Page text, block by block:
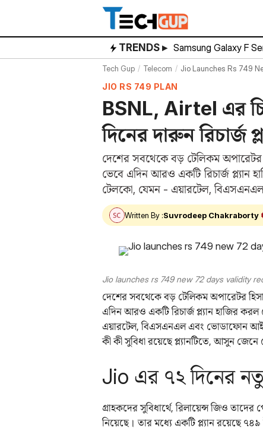
content
TRENDS ▸ Samsung Galaxy F
Tech Gup Telecom Jio Launches Rs 749
JIO RS 749 PLAN
BSNL, Airtel এর
দিনের দারুন রিচার্জ
দেশের সবথেকে বড় টেলিকম অপারেটর
ভেবে এদিন আরও একটি রিচার্জ প্ল্যান
টেলকো, যেমন - এয়ারটেল,
Written By :Suvrodeep Chakraborty
Jio launches rs 749 new 72 days validity
দেশের সবথেকে বড় টেলিকম অপারেটর
এদিন আরও একটি রিচার্জ প্ল্যান হাজির
এয়ারটেল, বিএসএনএল এবং ভোডাফোন
কী কী সুবিধা রয়েছে প্ল্যানটিতে, আসুন জেনে
Jio এর ৭২ দিনের নতুন
গ্রাহকদের সুবিধার্থে, রিলায়েন্স জিও
নিয়েছে। তার মধ্যে একটি প্ল্যান রয়েছে